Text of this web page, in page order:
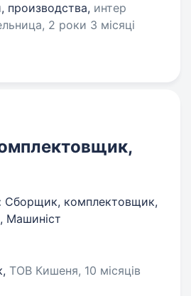
интер
2 роки 3 місяці
Сборщик, комплектовщик,
Машиніст
ТОВ Кишеня, 10 місяців